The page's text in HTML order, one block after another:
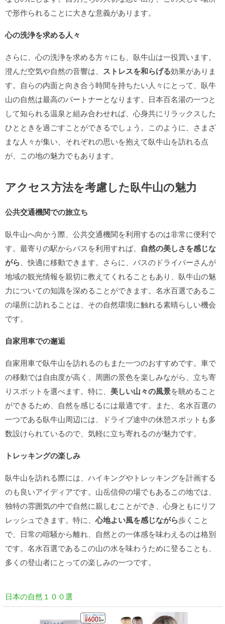
で形作られることに大きな意義があります。
心の洗浄を求める人々
さらに、心の洗浄を求める方々にも、臥牛山は一役買います。
澄んだ空気や自然の音響は、 ストレスを和らげる効果がありま
す。自らの内面と向き合う時間を持ちたい人々にとって、臥牛
山の自然は最高のパートナーとなります。日本百名湯の一つと
して知られる温泉と組み合わせれば、心身共にリラックスした
ひとときを過ごすことができるでしょう。このように、さまざ
まな人々が集い、それぞれの思いを抱えて臥牛山を訪れる点
が、この地の魅力でもあります。
アクセス方法を考慮した臥牛山の魅力
公共交通機関での旅立ち
臥牛山へ向かう際、公共交通機関を利用するのは非常に便利で
す。最寄りの駅からバスを利用すれば、 自然の美しさを感じな
がら 、快適に移動できます。さらに、バスのドライバーさんが
地域の観光情報を親切に教えてくれることもあり、臥牛山の魅
力についての知識を深めることができます。名水百選であるこ
の場所に訪れることは、その自然環境に触れる素晴らしい機会
です。
自家用車での邂逅
自家用車で臥牛山を訪れるのもまた一つのおすすめです。車で
の移動では自由度が高く、周囲の景色を楽しみながら、立ち寄
りスポットを選べます。特に、 美しい山々の風景を眺めること
ができるため、自然を感じるには最適です。また、名水百選の
一つである臥牛山周辺には、ドライブ途中の休憩スポットも多
数設けられているので、気軽に立ち寄れるのが魅力です。
トレッキングの楽しみ
臥牛山を訪れる際には、ハイキングやトレッキングを計画する
のも良いアイディアです。山岳信仰の場でもあるこの地では、
独特の雰囲気の中で自然に親しむことができ、心身ともにリフ
レッシュできます。特に、心地よい風を感じながら歩くこと
で、日常の喧騒から離れ、自然との一体感を味わえるのは格別
です。名水百選であるこの山の水を味わうために登ることも、
多くの登山者にとっての楽しみの一つです。
日本の自然１００選